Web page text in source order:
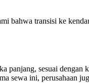
bahwa transisi ke
sesuai dengan
sewa ini,